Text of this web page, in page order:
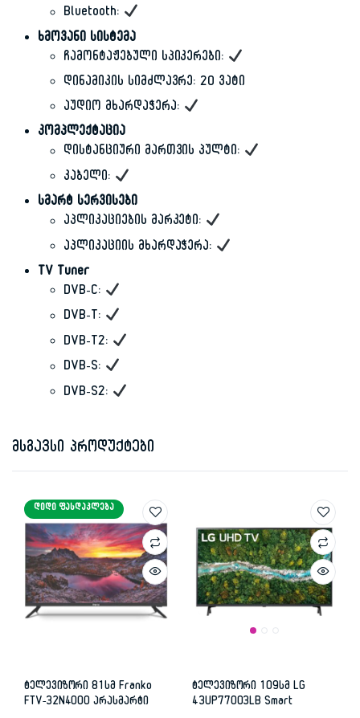
Bluetooth:
ხმოვანი სისტემა
ჩამონტაჟებული სპიკერები:
დინამიკის სიმძლავრე: 20 ვატი
აუდიო მხარდაჭერა:
კომპლექტაცია
დისტანციური მართვის პულტი:
კაბელი:
სმარტ სერვისები
აპლიკაციების მარკეტი:
აპლიკაციის მხარდაჭერა:
TV Tuner
DVB-C:
DVB-T:
DVB-T2:
DVB-S:
DVB-S2:
მსგავსი პროდუქტები
ᲓᲘᲓᲘ ᲤᲐᲡᲓᲐᲙᲚᲔᲑᲐ
ტელევიზორი 81სმ Franko
FTV-32N4000 არასმარტი
ტელევიზორი 109სმ LG
43UP77003LB Smart